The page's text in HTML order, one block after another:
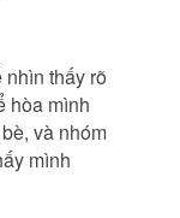
thấy rõ
hòa mình
và nhóm
mình